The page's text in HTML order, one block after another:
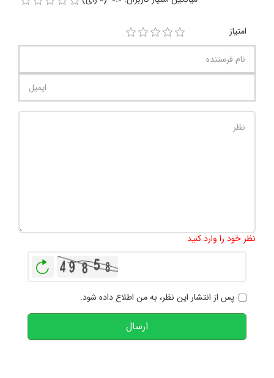
امتیاز
نظر خود را وارد کنید
پس از انتشار این نظر، به من اطلاع داده شود.
ارسال